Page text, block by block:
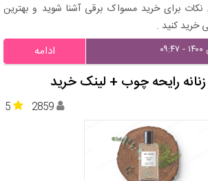
برای خرید مسواک برقی آشنا شوید و بهترین
خرید کنید .
ادامه
5 2859